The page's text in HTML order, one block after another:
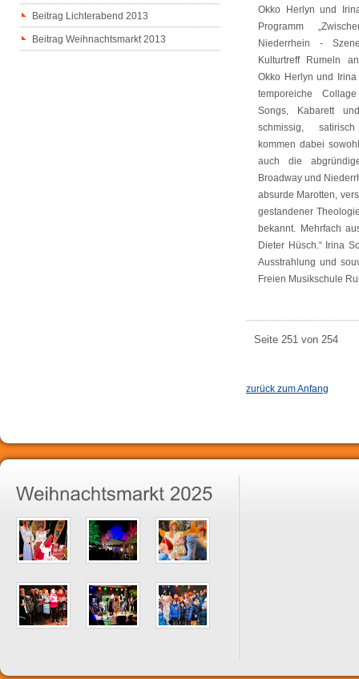
Okko Herlyn und
Programm
Niederrhein -
Kulturtreff Rumeln
Okko Herlyn und
temporeiche
Songs, Kabarett
schmissig,
kommen dabei
auch die
Broadway und
absurde Marotten,
gestandener
bekannt. Mehrfach
Dieter Hüsch.“ Irina
Ausstrahlung und
Freien Musikschule
Seite 251 von 254
zurück zum Anfang
Beitrag Lichterabend 2013
Beitrag Weihnachtsmarkt 2013